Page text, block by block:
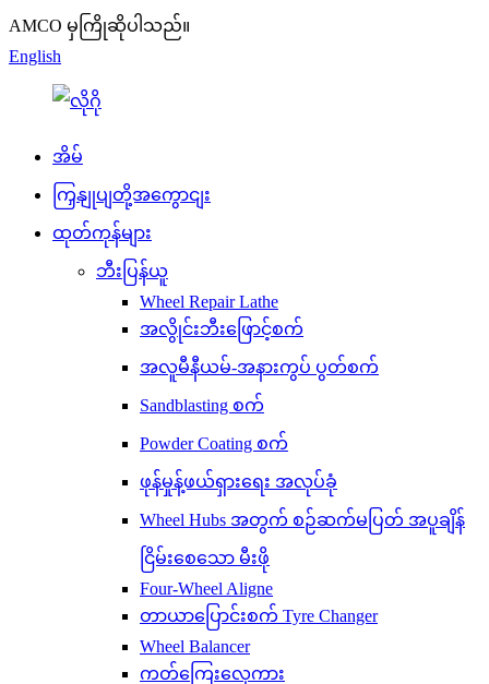
AMCO မှကြိုဆိုပါသည်။
English
အိမ်
ကြှနျုပျတို့အကွောငျး
ထုတ်ကုန်များ
ဘီးပြန်ယူ
Wheel Repair Lathe
အလွိုင်းဘီးဖြောင့်စက်
အလူမီနီယမ်-အနားကွပ် ပွတ်စက်
Sandblasting စက်
Powder Coating စက်
ဖုန်မှုန့်ဖယ်ရှားရေး အလုပ်ခုံ
Wheel Hubs အတွက် စဉ်ဆက်မပြတ် အပူချိန်
ငြိမ်းစေသော မီးဖို
Four-Wheel Aligne
တာယာပြောင်းစက် Tyre Changer
Wheel Balancer
ကတ်ကြေးလှေကား